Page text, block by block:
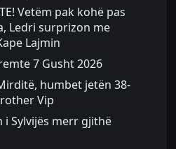
Vetëm pak kohë pas
Ledri surprizon me
Lajmin
7 Gusht 2026
humbet jetën 38-
Vip
i Sylvijës merr gjithë